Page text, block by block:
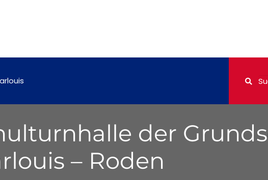
der
– Roden